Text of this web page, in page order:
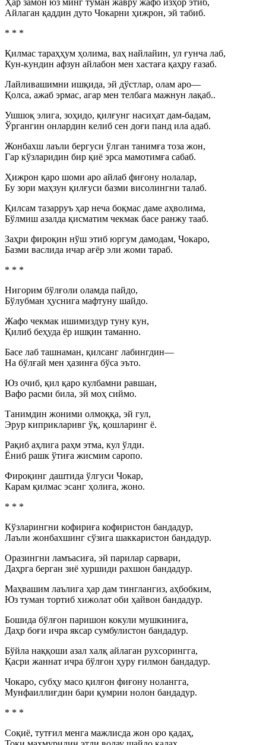
Айлаган қаддин дуто Чокарни ҳижрон, эй табиб.
* * *
Қилмас тараҳҳум ҳолима, ваҳ найлайин, ул ғунча лаб,
Кун-кундин афзун айлабон мен хастаға қаҳру ғазаб.
Лайливашимни ишқида, эй дўстлар, олам аро—
Қолса, ажаб эрмас, агар мен телбага мажнун лақаб..
Ушшоқ элига, зоҳидо, қилғунг насиҳат дам-бадам,
Ўргангин онлардин келиб сен доғи панд ила адаб.
Жонбахш лаъли бергуси ўлган танимға тоза жон,
Гар кўзларидин бир қиё эрса мамотимға сабаб.
Ҳижрон қаро шоми аро айлаб фиғону нолалар,
Бу зори маҳзун қилғуси базми висолингни талаб.
Қилсам тазарруъ ҳар неча боқмас даме аҳволима,
Бўлмиш азалда қисматим чекмак басе ранжу тааб.
Заҳри фироқин нўш этиб юргум дамодам, Чокаро,
Базми васлида ичар ағёр эли жоми тараб.
* * *
Нигорим бўлғоли оламда пайдо,
Бўлубман ҳуснига мафтуну шайдо.
Жафо чекмак ишимиздур туну кун,
Қилиб беҳуда ёр ишқин таманно.
Басе лаб ташнаман, қилсанг лабингдин—
На бўлғай мен ҳазинға бўса эъто.
Юз очиб, қил қаро кулбамни равшан,
Вафо расми била, эй моҳ сиймо.
Танимдин жоними олмоққа, эй гул,
Эрур киприкларивг ўқ, қошларинг ё.
Рақиб аҳлига раҳм этма, кул ўлди.
Ёниб рашк ўтиға жисмим саропо.
Фироқинг даштида ўлгуси Чокар,
Карам қилмас эсанг ҳолиға, жоно.
* * *
Кўзларингни кофириға кофиристон бандадур,
Лаъли жонбахшинг сўзига шаккаристон бандадур.
Оразингни ламъасиға, эй парилар сарвари,
Даҳрга берган зиё хуршиди рахшон бандадур.
Маҳвашим лаълига ҳар дам тинглангиз, аҳбобким,
Юз туман тортиб хижолат оби ҳайвон бандадур.
Бошида бўлғон паришон кокули мушкиниға,
Даҳр боғи ичра яксар сумбулистон бандадур.
Бўйла наққоши азал халқ айлаган рухсорингга,
Қасри жаннат ичра бўлғон ҳуру ғилмон бандадур.
Чокаро, субҳу масо қилғон фиғону нолангга,
Мунфаиллиғдин бари қумрии нолон бандадур.
* * *
Соқиё, тутғил менга мажлисда жон оро қадаҳ,